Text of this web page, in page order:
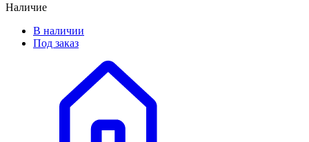
Наличие
В наличии
Под заказ